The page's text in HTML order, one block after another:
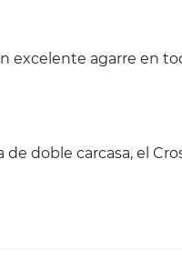
excelente agarre en
doble carcasa, el